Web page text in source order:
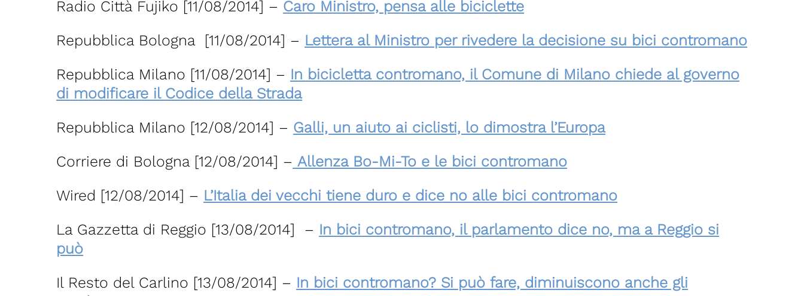
Radio Città Fujiko [11/08/2014] – Caro Ministro, pensa alle biciclette
Repubblica Bologna [11/08/2014] – Lettera al Ministro per rivedere la decisione su bici contromano
Repubblica Milano [11/08/2014] – In bicicletta contromano, il Comune di Milano chiede al governo
di modificare il Codice della Strada
Repubblica Milano [12/08/2014] – Galli, un aiuto ai ciclisti, lo dimostra l’Europa
Corriere di Bologna [12/08/2014] – Allenza Bo-Mi-To e le bici contromano
Wired [12/08/2014] – L’Italia dei vecchi tiene duro e dice no alle bici contromano
La Gazzetta di Reggio [13/08/2014] – In bici contromano, il parlamento dice no, ma a Reggio si
può
Il Resto del Carlino [13/08/2014] – In bici contromano? Si può fare, diminuiscono anche gli